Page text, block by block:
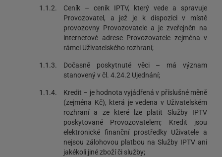
1.1.2.
Ceník – ceník IPTV, který vede a spravuje
Provozovatel, a jež je k dispozici v místě
provozovny Provozovatele a je zveřejněn na
internetové adrese Provozovatele zejména v
rámci Uživatelského rozhraní;
1.1.3.
Dočasně poskytnuté věci – má význam
stanovený v čl. 4.24.2 Ujednání;
1.1.4.
Kredit – je hodnota vyjádřená v příslušné měně
(zejména Kč), která je vedena v Uživatelském
rozhraní a ze které lze platit Služby IPTV
poskytované Provozovatelem; Kredit jsou
elektronické finanční prostředky Uživatele a
nejsou zálohovou platbou na Služby IPTV ani
jakékoli jiné zboží či služby;